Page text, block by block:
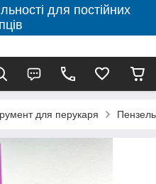
для постійних
для перукаря